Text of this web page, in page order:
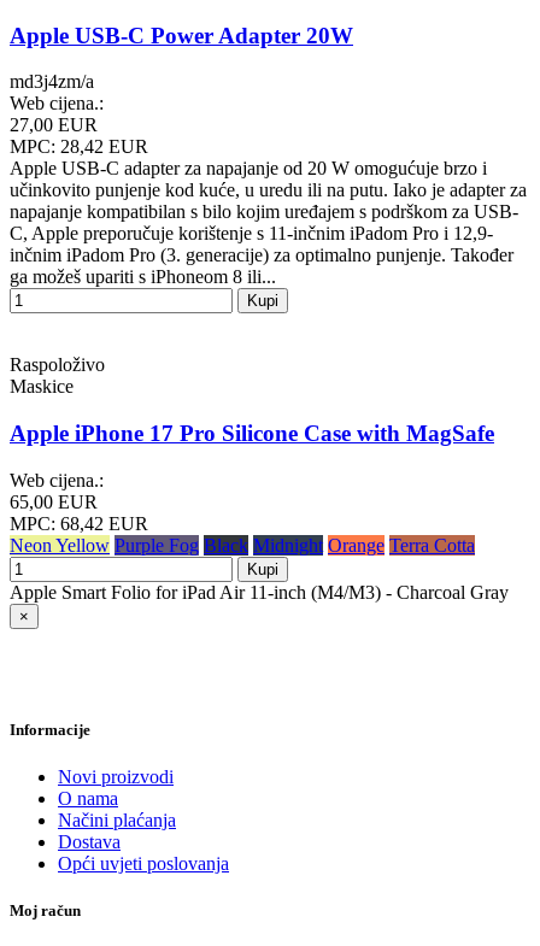
Apple USB-C Power Adapter 20W
md3j4zm/a
Web cijena.:
27,00 EUR
MPC: 28,42 EUR
Apple USB-C adapter za napajanje od 20 W omogućuje brzo i
učinkovito punjenje kod kuće, u uredu ili na putu. Iako je adapter za
napajanje kompatibilan s bilo kojim uređajem s podrškom za USB-
C, Apple preporučuje korištenje s 11-inčnim iPadom Pro i 12,9-
inčnim iPadom Pro (3. generacije) za optimalno punjenje. Također
ga možeš upariti s iPhoneom 8 ili...
Kupi
Raspoloživo
Maskice
Apple iPhone 17 Pro Silicone Case with MagSafe
Web cijena.:
65,00 EUR
MPC: 68,42 EUR
Neon Yellow Purple Fog Black Midnight Orange Terra Cotta
Kupi
Apple Smart Folio for iPad Air 11-inch (M4/M3) - Charcoal Gray
×
Informacije
Novi proizvodi
O nama
Načini plaćanja
Dostava
Opći uvjeti poslovanja
Moj račun